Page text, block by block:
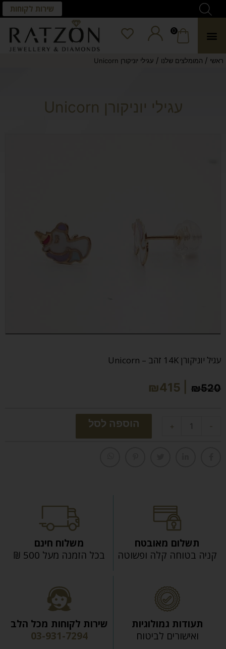
שירות לקוחות
0
ראשי / המומלצים שלנו / עגילי יוניקורן Unicorn
עגילי יוניקורן Unicorn
עגיל יוניקורן 14K זהב – Unicorn
₪520
₪415
-
+ הוספה לסל
תשלום מאובטח
קניה בטוחה קלה ופשוטה
משלוח חינם
בכל הזמנה מעל 500 ₪
תעודות גמולוגיות
ואישורים לביטוח
שירות לקוחות מכל הלב
03-931-7294